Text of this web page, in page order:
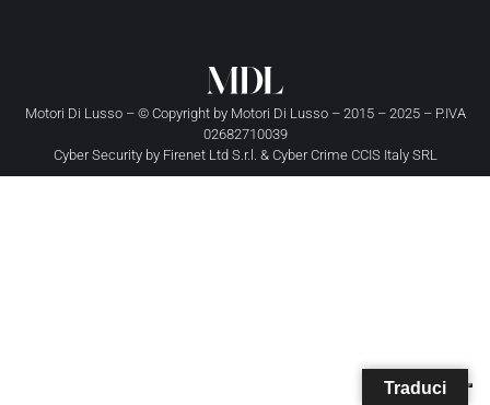
Motori Di Lusso – © Copyright by Motori Di Lusso– 2015 – 2025 – P.IVA
02682710039
Cyber Security by Firenet Ltd S.r.l. & Cyber Crime CCIS Italy SRL
Traduci